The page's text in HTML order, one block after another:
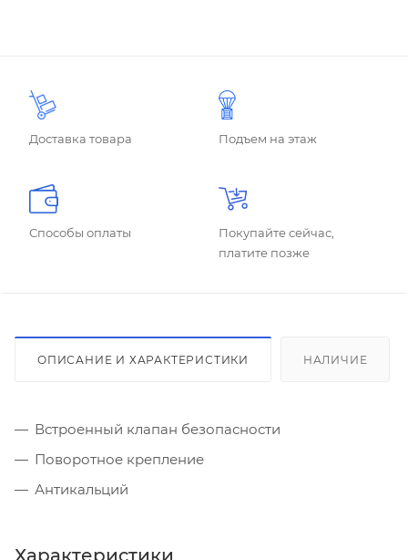
Доставка товара Подъем на этаж
Способы оплаты
Покупайте сейчас,
платите позже
ОПИСАНИЕ И ХАРАКТЕРИСТИКИ НАЛИЧИЕ
Встроенный клапан безопасности
Поворотное крепление
Антикальций
Характеристики